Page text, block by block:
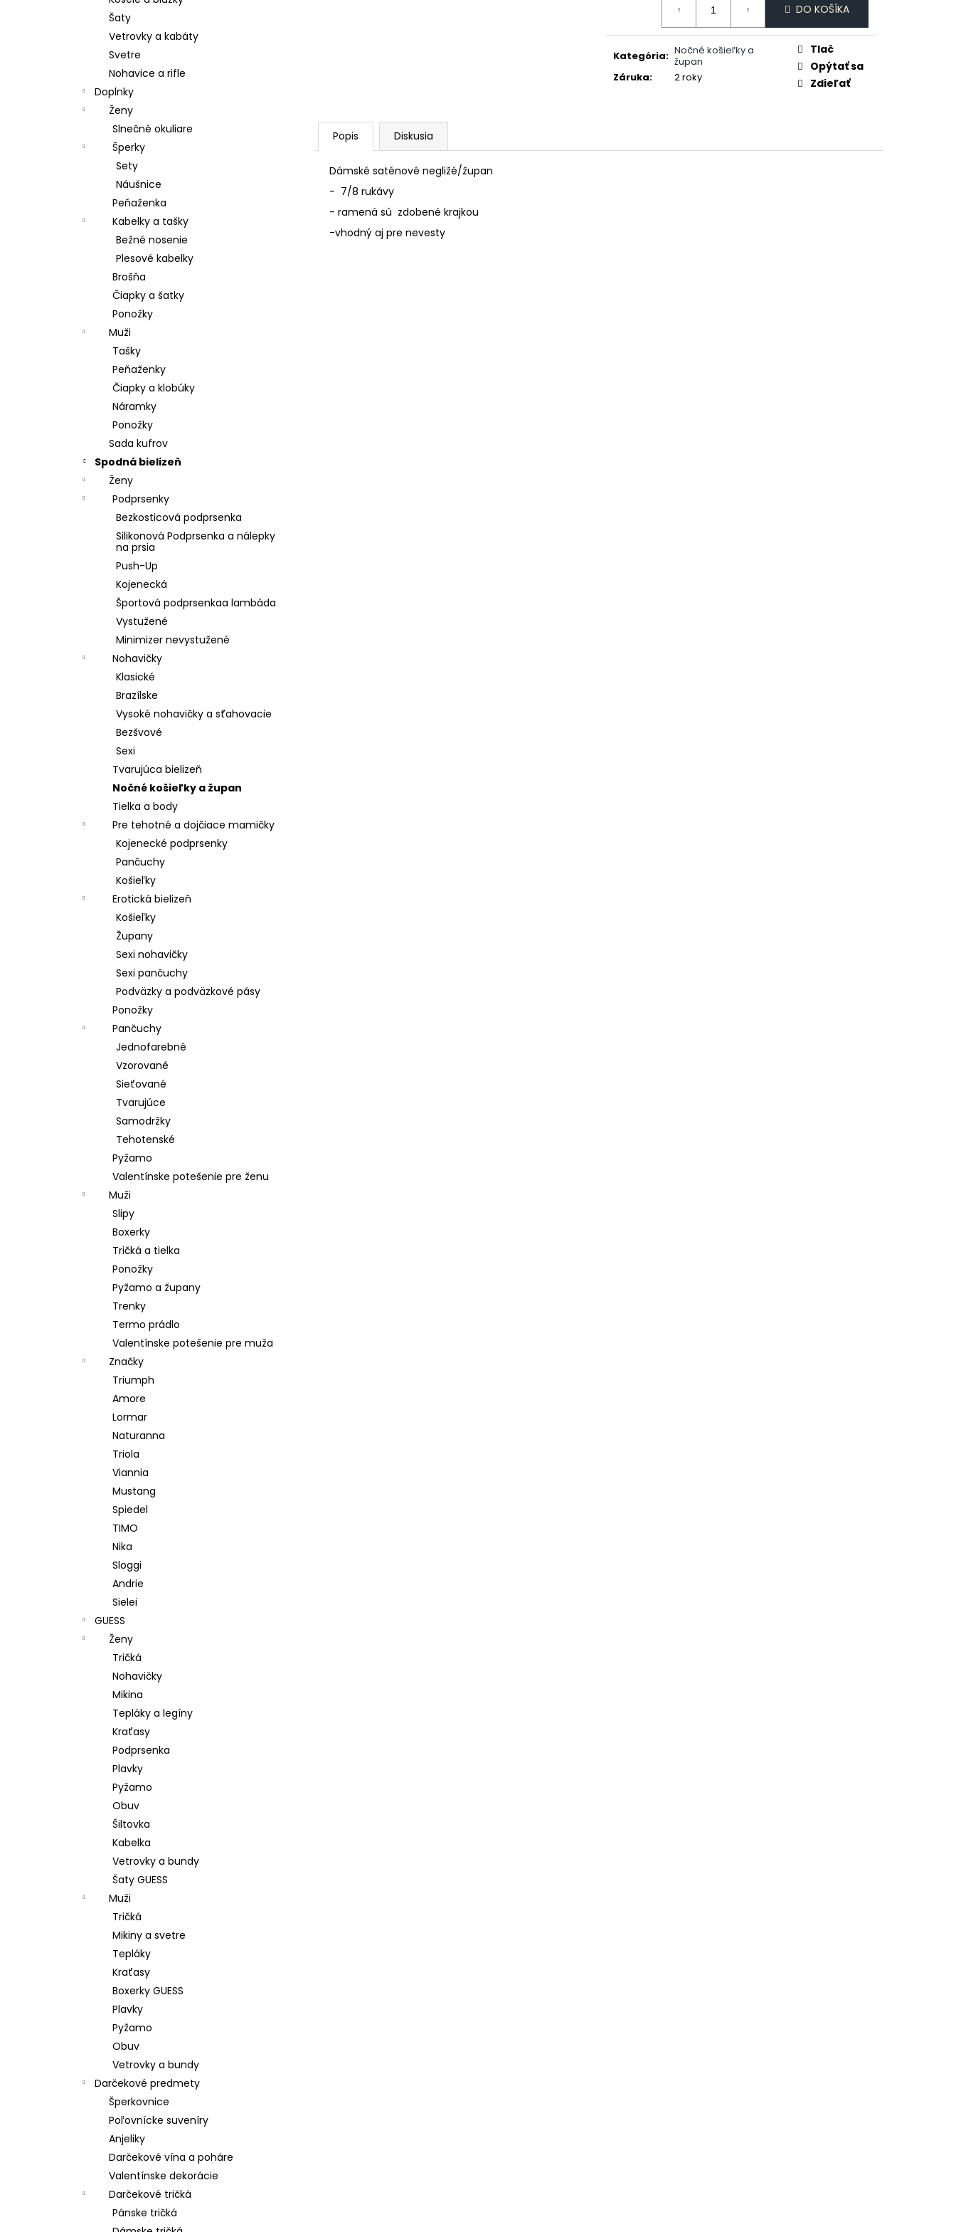
Šaty
Vetrovky a kabáty
Svetre
Nohavice a rifle
Doplnky
Ženy
Slnečné okuliare
Šperky
Sety
Náušnice
Peňaženka
Kabelky a tašky
Bežné nosenie
Plesové kabelky
Brošňa
Čiapky a šatky
Ponožky
Muži
Tašky
Peňaženky
Čiapky a klobúky
Náramky
Ponožky
Sada kufrov
Spodná bielizeň
Ženy
Podprsenky
Bezkosticová podprsenka
Silikonová Podprsenka a nálepky
na prsia
Push-Up
Kojenecká
Športová podprsenkaa lambáda
Vystužené
Minimizer nevystužené
Nohavičky
Klasické
Brazílske
Vysoké nohavičky a sťahovacie
Bezšvové
Sexi
Tvarujúca bielizeň
Nočné košieľky a župan
Tielka a body
Pre tehotné a dojčiace mamičky
Kojenecké podprsenky
Pančuchy
Košieľky
Erotická bielizeň
Košieľky
Župany
Sexi nohavičky
Sexi pančuchy
Podväzky a podväzkové pásy
Ponožky
Pančuchy
Jednofarebné
Vzorované
Sieťované
Tvarujúce
Samodržky
Tehotenské
Pyžamo
Valentínske potešenie pre ženu
Muži
Slipy
Boxerky
Tričká a tielka
Ponožky
Pyžamo a župany
Trenky
Termo prádlo
Valentínske potešenie pre muža
Značky
Triumph
Amore
Lormar
Naturanna
Triola
Viannia
Mustang
Spiedel
TIMO
Nika
Sloggi
Andrie
Sielei
GUESS
Ženy
Tričká
Nohavičky
Mikina
Tepláky a legíny
Kraťasy
Podprsenka
Plavky
Pyžamo
Obuv
Šiltovka
Kabelka
Vetrovky a bundy
Šaty GUESS
Muži
Tričká
Mikiny a svetre
Tepláky
Kraťasy
Boxerky GUESS
Plavky
Pyžamo
Obuv
Vetrovky a bundy
Darčekové predmety
Šperkovnice
Poľovnícke suveníry
Anjeliky
Darčekové vína a poháre
Valentínske dekorácie
Darčekové tričká
Pánske tričká
DO KOŠÍKA
Kategória: Nočné košieľky a
župan
Záruka: 2 roky
Tlač
Opýtať sa
Zdieľať
Popis Diskusia
Dámské saténové negližé/župan
- 7/8 rukávy
- ramená sú zdobené krajkou
-vhodný aj pre nevesty
DÁMSKE PAPUČE
€15,80
DÁMSKE TRIČKO DAJCE MI ŠICKE